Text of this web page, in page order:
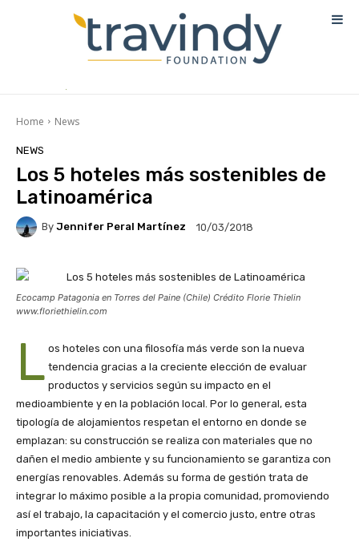
Home News
NEWS
Los 5 hoteles más sostenibles de
Latinoamérica
By Jennifer Peral Martínez 10/03/2018
Ecocamp Patagonia en Torres del Paine (Chile) Crédito Florie Thielin
www.floriethielin.com
L os hoteles con una filosofía más verde son la nueva
tendencia gracias a la creciente elección de evaluar
productos y servicios según su impacto en el
medioambiente y en la población local. Por lo general, esta
tipología de alojamientos respetan el entorno en donde se
emplazan: su construcción se realiza con materiales que no
dañen el medio ambiente y su funcionamiento se garantiza con
energías renovables. Además su forma de gestión trata de
integrar lo máximo posible a la propia comunidad, promoviendo
así el trabajo, la capacitación y el comercio justo, entre otras
importantes iniciativas.